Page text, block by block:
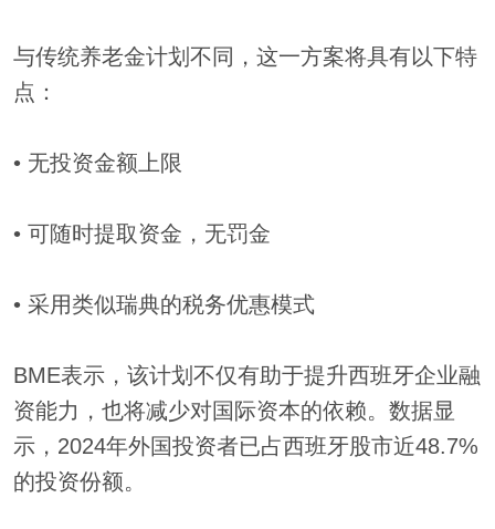
与传统养老金计划不同，这一方案将具有以下特
点：
• 无投资金额上限
• 可随时提取资金，无罚金
• 采用类似瑞典的税务优惠模式
BME表示，该计划不仅有助于提升西班牙企业融
资能力，也将减少对国际资本的依赖。数据显
示，2024年外国投资者已占西班牙股市近48.7%
的投资份额。